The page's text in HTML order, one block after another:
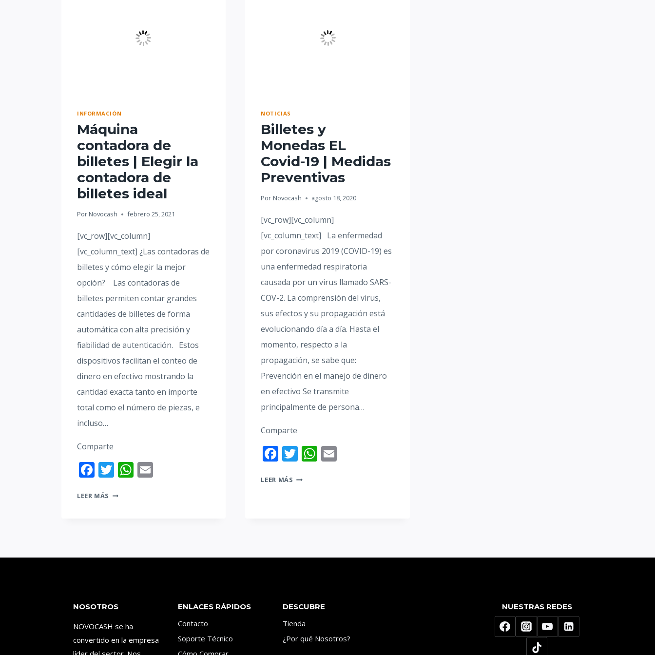
INFORMACIÓN
Máquina
contadora de
billetes | Elegir la
contadora de
billetes ideal
Por Novocash febrero 25, 2021
[vc_row][vc_column]
[vc_column_text] ¿Las contadoras de
billetes y cómo elegir la mejor
opción? Las contadoras de
billetes permiten contar grandes
cantidades de billetes de forma
automática con alta precisión y
fiabilidad de autenticación. Estos
dispositivos facilitan el conteo de
dinero en efectivo mostrando la
cantidad exacta tanto en importe
total como el número de piezas, e
incluso…
Comparte
Facebook
TwitterWhatsApp
LEER MÁS MÁQUINA
BILLETES
NOTICIAS
Billetes y
Monedas EL
Covid-19 | Medidas
Preventivas
Por Novocash agosto 18, 2020
[vc_row][vc_column]
[vc_column_text] La enfermedad
por coronavirus 2019 (COVID-19) es
una enfermedad respiratoria
causada por un virus llamado SARS-
COV-2. La comprensión del virus,
sus efectos y su propagación está
evolucionando día a día. Hasta el
momento, respecto a la
propagación, se sabe que:
Prevención en el manejo de dinero
en efectivo Se transmite
principalmente de persona…
Comparte
Facebook
TwitterWhatsApp
LEER MÁS BILLETES
NOSOTROS
NOVOCASH se ha
convertido en la empresa
ENLACES RÁPIDOS
Contacto
Soporte Técnico
DESCUBRE
Tienda
¿Por qué Nosotros?
NUESTRAS REDES